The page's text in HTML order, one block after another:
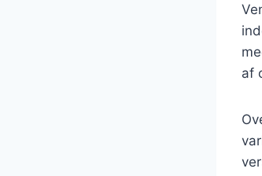
af